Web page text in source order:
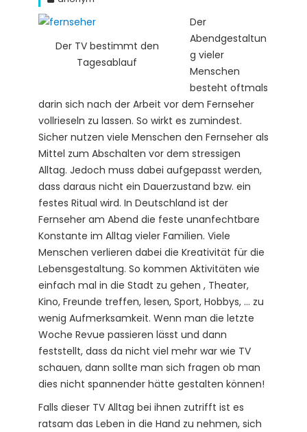
Der TV bestimmt den
Tagesablauf
Der
Abendgestaltun
g vieler
Menschen
besteht oftmals
darin sich nach der Arbeit vor dem Fernseher
vollrieseln zu lassen. So wirkt es zumindest.
Sicher nutzen viele Menschen den Fernseher als
Mittel zum Abschalten vor dem stressigen
Alltag. Jedoch muss dabei aufgepasst werden,
dass daraus nicht ein Dauerzustand bzw. ein
festes Ritual wird. In Deutschland ist der
Fernseher am Abend die feste unanfechtbare
Konstante im Alltag vieler Familien. Viele
Menschen verlieren dabei die Kreativität für die
Lebensgestaltung. So kommen Aktivitäten wie
einfach mal in die Stadt zu gehen , Theater,
Kino, Freunde treffen, lesen, Sport, Hobbys, … zu
wenig Aufmerksamkeit. Wenn man die letzte
Woche Revue passieren lässt und dann
feststellt, dass da nicht viel mehr war wie TV
schauen, dann sollte man sich fragen ob man
dies nicht spannender hätte gestalten können!
Falls dieser TV Alltag bei ihnen zutrifft ist es
ratsam das Leben in die Hand zu nehmen, sich